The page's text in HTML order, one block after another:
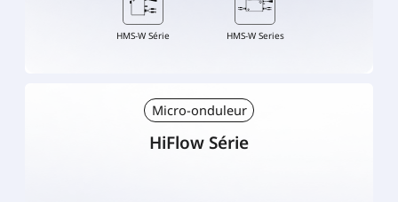
HMS-W Série HMS-W Series
Micro-onduleur
HiFlow Série